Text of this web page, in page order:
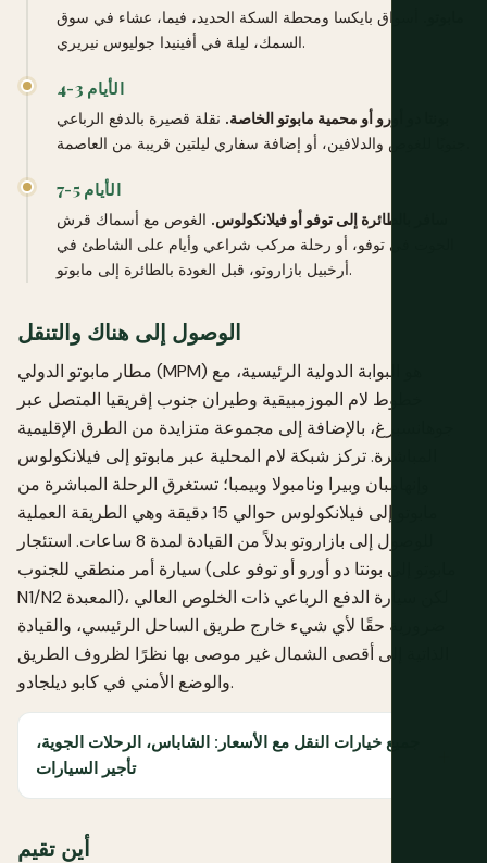
أسواق بايكسا ومحطة السكة الحديد، فيما، عشاء في سوق
السمك، ليلة في أفينيدا جوليوس نيريري.
الأيام 3-4
بونتا دو أورو أو محمية مابوتو الخاصة. نقلة قصيرة بالدفع الرباعي
الأيام 5-7
سافر بالطائرة إلى توفو أو فيلانكولوس. الغوص مع أسماك قرش
الحوت في توفو، أو رحلة مركب شراعي وأيام على الشاطئ في
أرخبيل بازاروتو، قبل العودة بالطائرة إلى مابوتو.
الوصول إلى هناك والتنقل
مطار مابوتو الدولي (MPM) هو البوابة الدولية الرئيسية، مع
خطوط لام الموزمبيقية وطيران جنوب إفريقيا المتصل عبر
جوهانسبرغ، بالإضافة إلى مجموعة متزايدة من الطرق الإقليمية
المباشرة. تركز شبكة لام المحلية عبر مابوتو إلى فيلانكولوس
وإنهامبان وبيرا ونامبولا وبيمبا؛ تستغرق الرحلة المباشرة من
مابوتو إلى فيلانكولوس حوالي 15 دقيقة وهي الطريقة العملية
للوصول إلى بازاروتو بدلاً من القيادة لمدة 8 ساعات. استئجار
سيارة أمر منطقي للجنوب (مابوتو إلى بونتا دو أورو أو توفو على
N1/N2 المعبدة)، لكن سيارة الدفع الرباعي ذات الخلوص العالي
ضرورية حقًا لأي شيء خارج طريق الساحل الرئيسي، والقيادة
الذاتية إلى أقصى الشمال غير موصى بها نظرًا لظروف الطريق
والوضع الأمني في كابو ديلجادو.
جميع خيارات النقل مع الأسعار: الشاباس، الرحلات الجوية،
تأجير السيارات
أين تقيم